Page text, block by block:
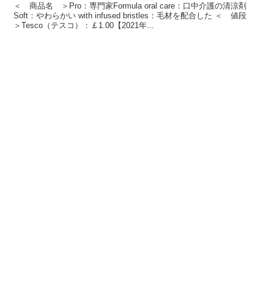
＜ 商品名 ＞Pro：専門家Formula oral care：口中介護の清涼剤
Soft：やわらかい with infused bristles：毛材を配合した ＜ 値段
＞Tesco（テスコ）：￡1.00【2021年...